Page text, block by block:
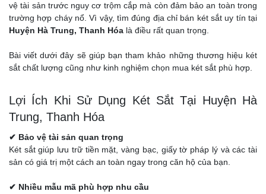
vệ tài sản trước nguy cơ trộm cắp mà còn đảm bảo an toàn trong
trường hợp cháy nổ. Vì vậy, tìm đúng địa chỉ bán két sắt uy tín tại
Huyện Hà Trung, Thanh Hóa là điều rất quan trọng.
Bài viết dưới đây sẽ giúp bạn tham khảo những thương hiệu két
sắt chất lượng cũng như kinh nghiệm chọn mua két sắt phù hợp.
Lợi Ích Khi Sử Dụng Két Sắt Tại Huyện Hà
Trung, Thanh Hóa
✔ Bảo vệ tài sản quan trọng
Két sắt giúp lưu trữ tiền mặt, vàng bạc, giấy tờ pháp lý và các tài
sản có giá trị một cách an toàn ngay trong căn hộ của bạn.
✔ Nhiều mẫu mã phù hợp nhu cầu